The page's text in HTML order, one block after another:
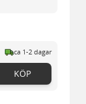
ca 1-2 dagar
KÖP